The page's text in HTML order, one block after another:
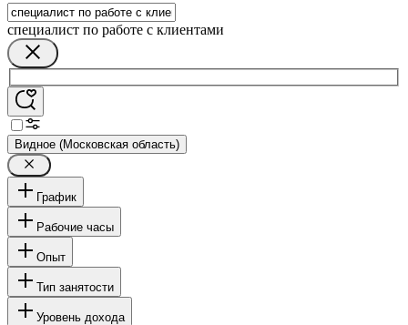
специалист по работе с клиентами
Видное (Московская область)
График
Рабочие часы
Опыт
Тип занятости
Уровень дохода